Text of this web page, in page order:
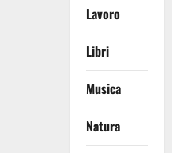
Lavoro
Libri
Musica
Natura